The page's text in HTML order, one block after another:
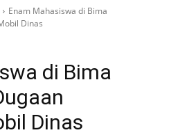
Enam Mahasiswa di Bima
Dinas
di Bima
Dinas